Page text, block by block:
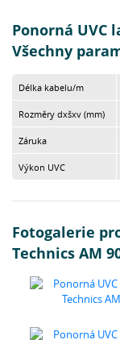
Ponorná UVC
Všechny
Délka kabelu/m
Rozměry dxšxv (mm)
Záruka
Výkon UVC
Fotogalerie
Technics AM